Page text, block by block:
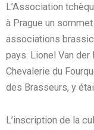
L’Association
à Prague un
associations
pays. Lionel Van
Chevalerie du
des Brasseurs, y
L’inscription de la